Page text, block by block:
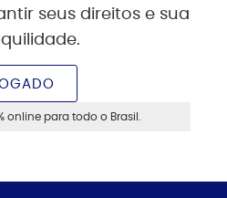
seus direitos e sua
online para todo o Brasil.